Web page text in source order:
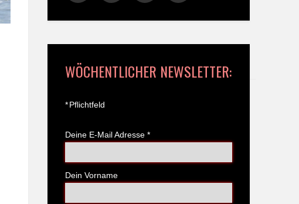
WÖCHENTLICHER NEWSLETTER:
*Pflichtfeld
Deine E-Mail Adresse *
Dein Vorname